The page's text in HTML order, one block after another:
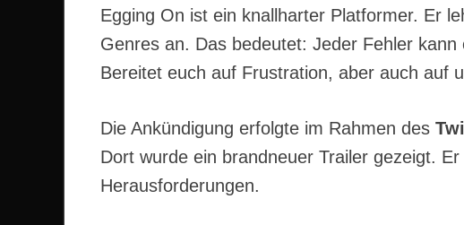
Egging On ist ein knallharter Platformer. Er
Genres an. Das bedeutet: Jeder Fehler
Bereitet euch auf Frustration, aber auch auf
Die Ankündigung erfolgte im Rahmen des
Dort wurde ein brandneuer Trailer gezeigt.
Herausforderungen.